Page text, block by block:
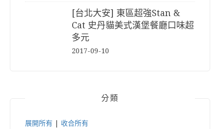
[台北大安] 東區超強Stan &
Cat 史丹貓美式漢堡餐廳口味超
多元
2017-09-10
分類
展開所有
收合所有